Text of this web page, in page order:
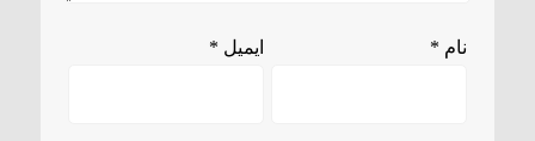
نام * ایمیل *